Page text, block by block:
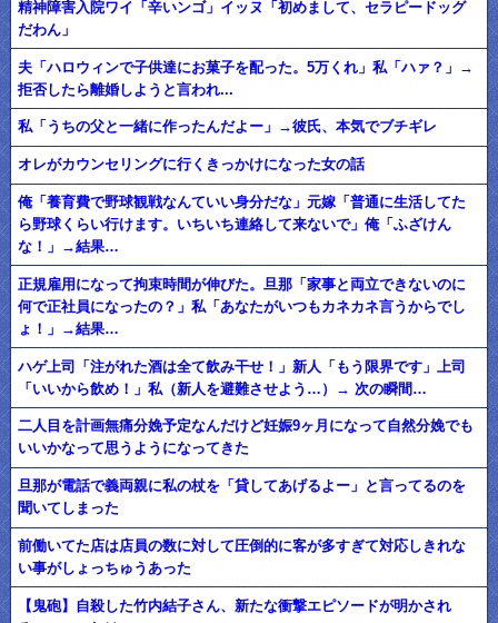
精神障害入院ワイ「辛いンゴ」イッヌ「初めまして、セラピードッグ
だわん」
夫「ハロウィンで子供達にお菓子を配った。5万くれ」私「ハァ？」→
拒否したら離婚しようと言われ...
私「うちの父と一緒に作ったんだよー」→彼氏、本気でブチギレ
オレがカウンセリングに行くきっかけになった女の話
俺「養育費で野球観戦なんていい身分だな」元嫁「普通に生活してた
ら野球くらい行けます。いちいち連絡して来ないで」俺「ふざけん
な！」→結果…
正規雇用になって拘束時間が伸びた。旦那「家事と両立できないのに
何で正社員になったの？」私「あなたがいつもカネカネ言うからでし
ょ！」→結果…
ハゲ上司「注がれた酒は全て飲み干せ！」新人「もう限界です」上司
「いいから飲め！」私（新人を避難させよう…）→ 次の瞬間…
二人目を計画無痛分娩予定なんだけど妊娠9ヶ月になって自然分娩でも
いいかなって思うようになってきた
旦那が電話で義両親に私の杖を「貸してあげるよー」と言ってるのを
聞いてしまった
前働いてた店は店員の数に対して圧倒的に客が多すぎて対応しきれな
い事がしょっちゅうあった
【鬼砲】自殺した竹内結子さん、新たな衝撃エピソードが明かされ